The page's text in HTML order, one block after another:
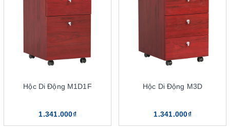
Mục lục bài viết
5 điểm nổi bật của sản phẩm tủ phụ giám đốc The One
Kích thước đa dạng
Kiểu dáng đa dạng
Chất liệu có độ bền cao
Trọng lượng nhẹ, dễ di chuyển
The One
Hộc Di Động M1D1F
1.341.000₫
Hộc Di Động M3D
1.341.000₫